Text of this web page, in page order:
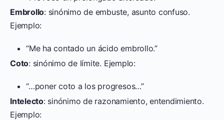
Embrollo: sinónimo de embuste, asunto confuso.
Ejemplo:
“Me ha contado un ácido embrollo.”
Coto: sinónimo de límite. Ejemplo:
“…poner coto a los progresos…”
Intelecto: sinónimo de razonamiento, entendimiento.
Ejemplo: